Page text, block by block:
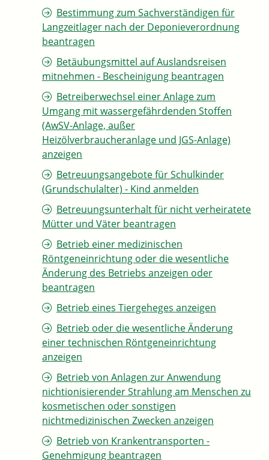
Bestimmung zum Sachverständigen für
Langzeitlager nach der Deponieverordnung
beantragen
Betäubungsmittel auf Auslandsreisen
mitnehmen - Bescheinigung beantragen
Betreiberwechsel einer Anlage zum
Umgang mit wassergefährdenden Stoffen
(AwSV-Anlage, außer
Heizölverbraucheranlage und JGS-Anlage)
anzeigen
Betreuungsangebote für Schulkinder
(Grundschulalter) - Kind anmelden
Betreuungsunterhalt für nicht verheiratete
Mütter und Väter beantragen
Betrieb einer medizinischen
Röntgeneinrichtung oder die wesentliche
Änderung des Betriebs anzeigen oder
beantragen
Betrieb eines Tiergeheges anzeigen
Betrieb oder die wesentliche Änderung
einer technischen Röntgeneinrichtung
anzeigen
Betrieb von Anlagen zur Anwendung
nichtionisierender Strahlung am Menschen zu
kosmetischen oder sonstigen
nichtmedizinischen Zwecken anzeigen
Betrieb von Krankentransporten -
Genehmigung beantragen